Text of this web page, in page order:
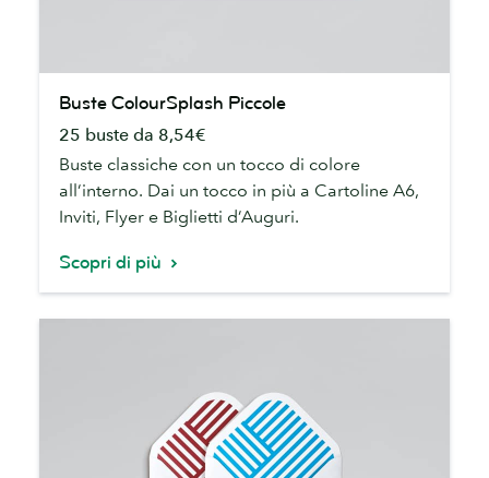
ColourSplash
Piccole
Buste ColourSplash Piccole
25 buste da 8,54€
Buste classiche con un tocco di colore
all’interno. Dai un tocco in più a Cartoline A6,
Inviti, Flyer e Biglietti d’Auguri.
Scopri di più